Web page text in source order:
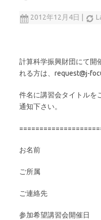
2012年12月4日
計算科学振興財団にて開
れる方は、request@j-
件名に講習会タイトルを
通知下さい。
お名前
ご所属
ご連絡先
参加希望講習会開催日